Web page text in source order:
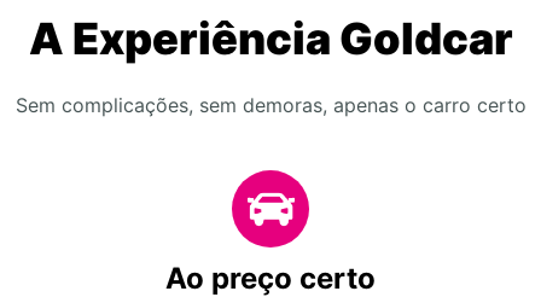
A Experiência Goldcar
Sem complicações, sem demoras, apenas o carro certo
Ao preço certo